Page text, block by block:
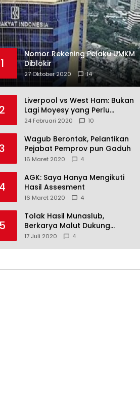
1
Nomor Rekening Pelaku UMKM
Diblokir
27 Oktober 2020 14
2
Liverpool vs West Ham: Bukan
Lagi Moyesy yang Perlu
Ditakuti
24 Februari 2020 10
3
Wagub Berontak, Pelantikan
Pejabat Pemprov pun Gaduh
16 Maret 2020 4
4
AGK: Saya Hanya Mengikuti
Hasil Assesment
16 Maret 2020 4
5
Tolak Hasil Munaslub,
Berkarya Malut Dukung
Tommy Soeharto
17 Juli 2020 4